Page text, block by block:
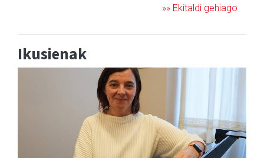
»» Ekitaldi gehiago
Ikusienak